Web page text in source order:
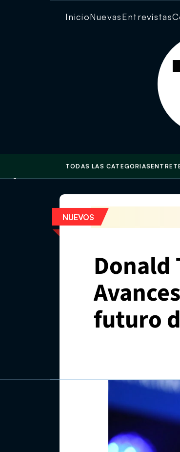
InicioNuevasEntrevistas
TODAS LAS CATEGORIAS
Feria Gastronómica
NUEVOS
Donald
futuro